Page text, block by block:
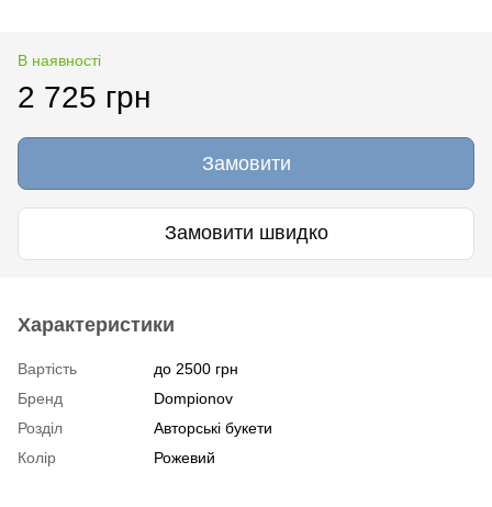
В наявності
2 725 грн
Замовити
Замовити швидко
Характеристики
Вартість
до 2500 грн
Бренд
Dompionov
Розділ
Авторські букети
Колір
Рожевий